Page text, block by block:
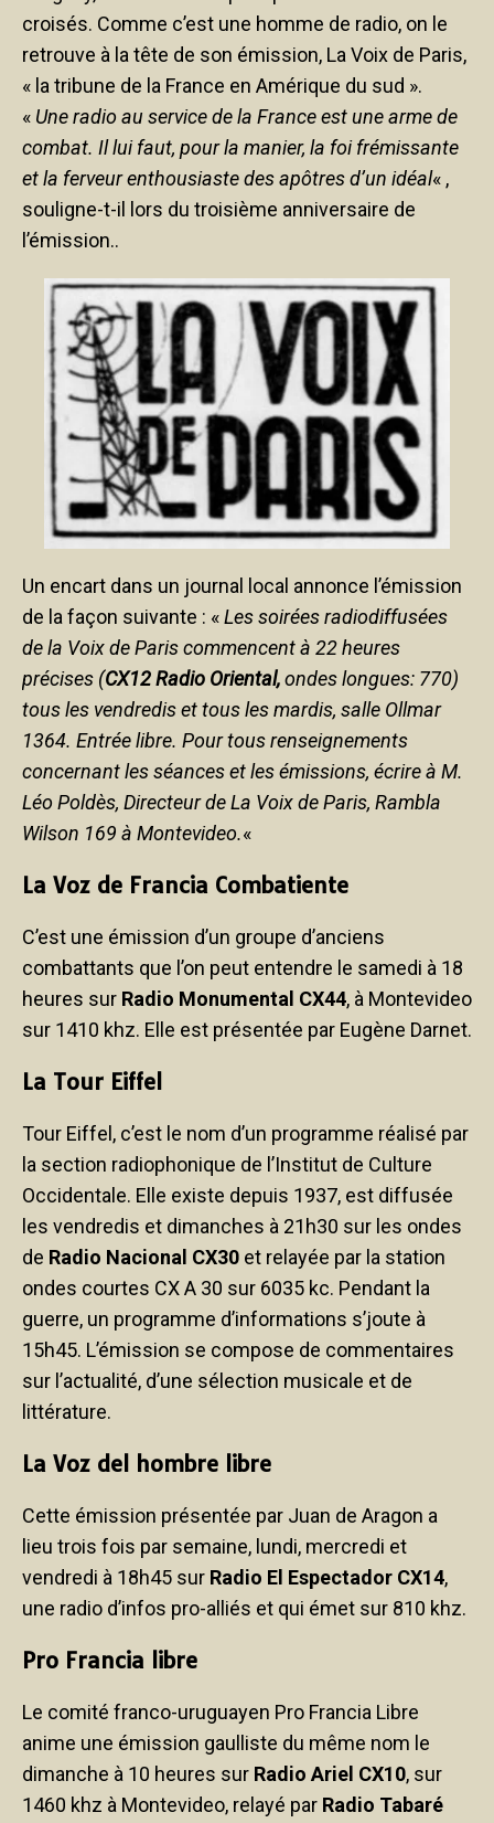
croisés. Comme c’est une homme de radio, on le
retrouve à la tête de son émission, La Voix de Paris,
« la tribune de la France en Amérique du sud ».
« Une radio au service de la France est une arme de
combat. Il lui faut, pour la manier, la foi frémissante
et la ferveur enthousiaste des apôtres d’un idéal« ,
souligne-t-il lors du troisième anniversaire de
l’émission..
Un encart dans un journal local annonce l’émission
de la façon suivante : «Les soirées radiodiffusées
de la Voix de Paris commencent à 22 heures
précises (CX12 Radio Oriental,ondes longues: 770)
tous les vendredis et tous les mardis, salle Ollmar
1364. Entrée libre. Pour tous renseignements
concernant les séances et les émissions, écrire à M.
Léo Poldès, Directeur de La Voix de Paris, Rambla
Wilson 169 à Montevideo.«
La Voz de Francia Combatiente
C’est une émission d’un groupe d’anciens
combattants que l’on peut entendre le samedi à 18
heures sur Radio Monumental CX44, à Montevideo
sur 1410 khz. Elle est présentée par Eugène Darnet.
La Tour Eiffel
Tour Eiffel, c’est le nom d’un programme réalisé par
la section radiophonique de l’Institut de Culture
Occidentale. Elle existe depuis 1937, est diffusée
les vendredis et dimanches à 21h30 sur les ondes
de Radio Nacional CX30 et relayée par la station
ondes courtes CX A 30 sur 6035 kc. Pendant la
guerre, un programme d’informations s’joute à
15h45. L’émission se compose de commentaires
sur l’actualité, d’une sélection musicale et de
littérature.
La Voz del hombre libre
Cette émission présentée par Juan de Aragon a
lieu trois fois par semaine, lundi, mercredi et
vendredi à 18h45 sur Radio El Espectador CX14,
une radio d’infos pro-alliés et qui émet sur 810 khz.
Pro Francia libre
Le comité franco-uruguayen Pro Francia Libre
anime une émission gaulliste du même nom le
dimanche à 10 heures sur Radio Ariel CX10, sur
1460 khz à Montevideo, relayé par Radio Tabaré